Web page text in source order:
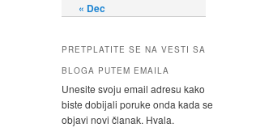
« Dec
PRETPLATITE SE NA VESTI SA
BLOGA PUTEM EMAILA
Unesite svoju email adresu kako
biste dobijali poruke onda kada se
objavi novi članak. Hvala.